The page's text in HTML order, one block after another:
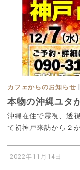
カフェからのお知らせ
本物の沖縄ユタ
沖縄在住で霊視、透
て初神戸来訪から２
2022年11月14日